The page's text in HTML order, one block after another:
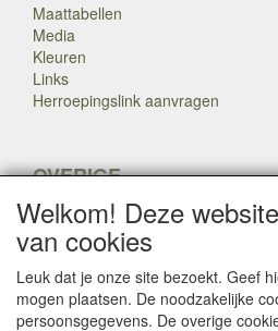
Maattabellen
Media
Kleuren
Links
Herroepingslink aanvragen
OVERIGE
Veteranen
Nieuws
Inkoop
Herroepingslink aanvragen
Welkom! Deze
van cookies
Leuk dat je onze site bezoekt. Geef
mogen plaatsen. De noodzakelijke
persoonsgegevens. De overige